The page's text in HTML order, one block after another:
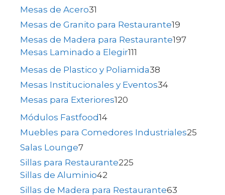
Mesas de Acero31
Mesas de Granito para Restaurante19
Mesas de Madera para Restaurante197
Mesas Laminado a Elegir111
Mesas de Plastico y Poliamida38
Mesas Institucionales y Eventos34
Mesas para Exteriores120
Módulos Fastfood14
Muebles para Comedores Industriales25
Salas Lounge7
Sillas para Restaurante225
Sillas de Aluminio42
Sillas de Madera para Restaurante63